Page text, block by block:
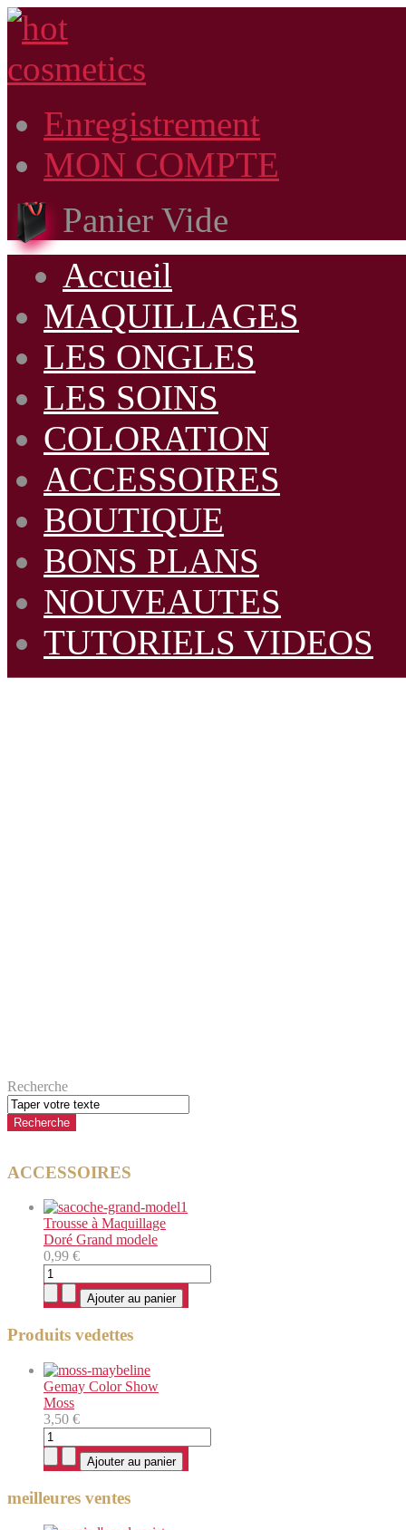
Enregistrement
MON COMPTE
Panier Vide
Accueil
MAQUILLAGES
LES ONGLES
LES SOINS
COLORATION
ACCESSOIRES
BOUTIQUE
BONS PLANS
NOUVEAUTES
TUTORIELS VIDEOS
Recherche
ACCESSOIRES
Trousse à Maquillage
Doré Grand modele
0,99 €
Produits vedettes
Gemay Color Show
Moss
3,50 €
meilleures ventes